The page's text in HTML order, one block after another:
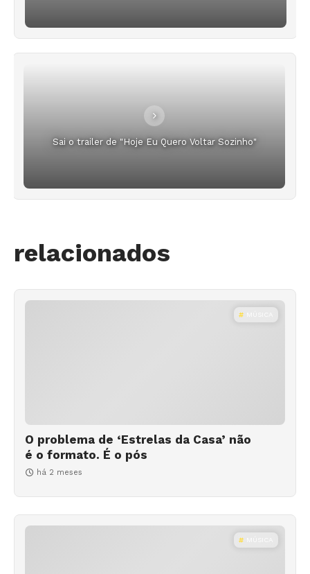
Sai o trailer de "Hoje Eu Quero Voltar Sozinho"
relacionados
O problema de ‘Estrelas da Casa’ não
é o formato. É o pós
há 2 meses